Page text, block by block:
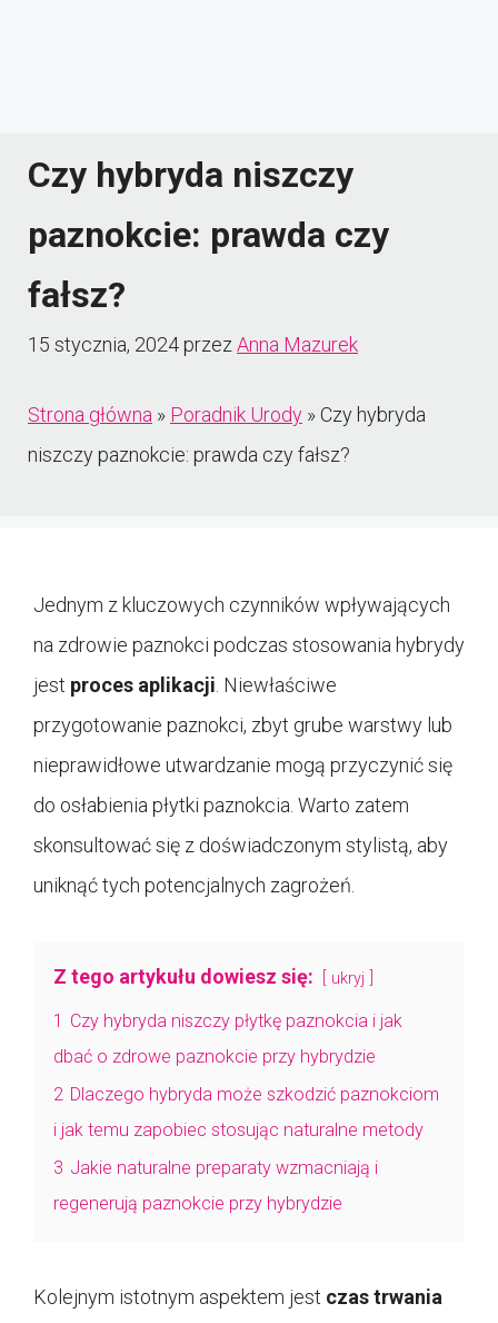
Czy hybryda niszczy
paznokcie: prawda czy
fałsz?
15 stycznia, 2024przez Anna Mazurek
Strona główna » Poradnik Urody »Czy hybryda
niszczy paznokcie: prawda czy fałsz?
Jednym z kluczowych czynników wpływających
na zdrowie paznokci podczas stosowania hybrydy
jest proces aplikacji . Niewłaściwe
przygotowanie paznokci, zbyt grube warstwy lub
nieprawidłowe utwardzanie mogą przyczynić się
do osłabienia płytki paznokcia. Warto zatem
skonsultować się z doświadczonym stylistą, aby
uniknąć tych potencjalnych zagrożeń.
Z tego artykułu dowiesz się: ukryj
1 Czy hybryda niszczy płytkę paznokcia i jak
dbać o zdrowe paznokcie przy hybrydzie
2 Dlaczego hybryda może szkodzić paznokciom
i jak temu zapobiec stosując naturalne metody
3 Jakie naturalne preparaty wzmacniają i
regenerują paznokcie przy hybrydzie
Kolejnym istotnym aspektem jest czas trwania